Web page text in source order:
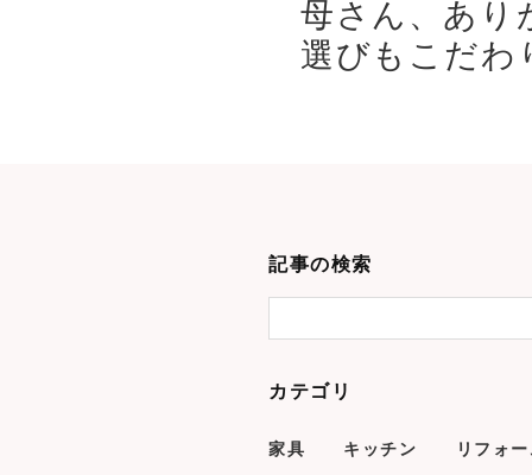
母さん、あり
選びもこだ
記事の検索
カテゴリ
家具 キッチン リフォ